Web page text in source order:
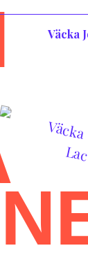
Väcka